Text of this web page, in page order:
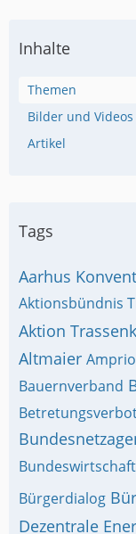
Inhalte
Themen
Bilder und Videos
Artikel
Tags
Aarhus
Aktionsbündnis
Aktion
Altmaier
Bauernverband
Bürgerdialog
Dezentrale